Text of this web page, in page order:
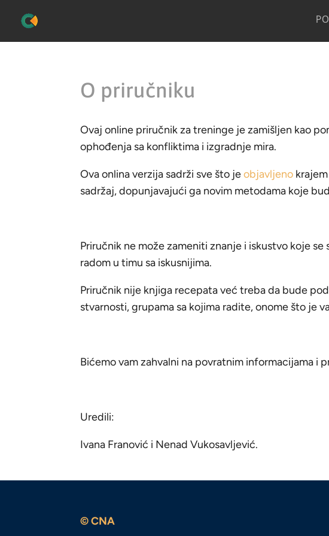
O priručniku
Ovaj online priručnik za treninge je zamišljen kao
ophođenja sa konfliktima i izgradnje mira.
Ova onlina verzija sadrži sve što jeobjavljeno
sadržaj, dopunjavajući ga novim metodama koje
Priručnik ne može zameniti znanje i iskustvo koje
radom u timu sa iskusnijima.
Priručnik nije knjiga recepata već treba da bude
stvarnosti, grupama sa kojima radite, onome što je
Bićemo vam zahvalni na povratnim informacijama i
Uredili:
Ivana Franović i Nenad Vukosavljević.
© CNA